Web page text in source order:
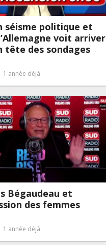
séisme politique et
voit arriver
tête des sondages
1 année déjà
Bégaudeau et
des femmes
1 année déjà